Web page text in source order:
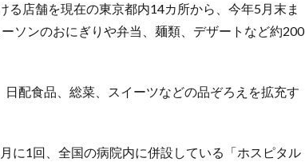
店舗を現在の東京都内14カ所から、今年5月末ま
ソンのおにぎりや弁当、麺類、デザートなど約200
配食品、総菜、スイーツなどの品ぞろえを拡充す
に1回、全国の病院内に併設している「ホスピタル